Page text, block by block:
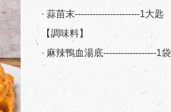
· 蒜苗末----------------------1大匙
【調味料】
· 麻辣鴨血湯底------------------1袋